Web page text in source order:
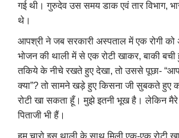
गई थी। गुरुदेव उस समय डाक एवं तार विभाग,
थे।
आपश्री ने जब सरकारी अस्पताल में एक रोगी को
भोजन की थाली में से एक रोटी खाकर,बाकी बची
तकिये के नीचे रखते हुए देखा,तो उससे पूछा-
क्या”?तो सामने खड़े हुए किसना जी सुबकते हुए
रोटी खा सकता हूँ। मुझे इतनी भूख है। लेकिन मैरे
पिताजी भी हैं।